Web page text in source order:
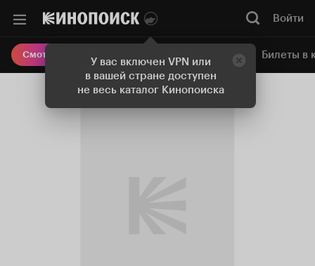
У вас включен VPN или
в вашей стране доступен
не весь каталог Кинопоиска
Войти
Смотреть кино Онлайн-кинотеатр Билеты в